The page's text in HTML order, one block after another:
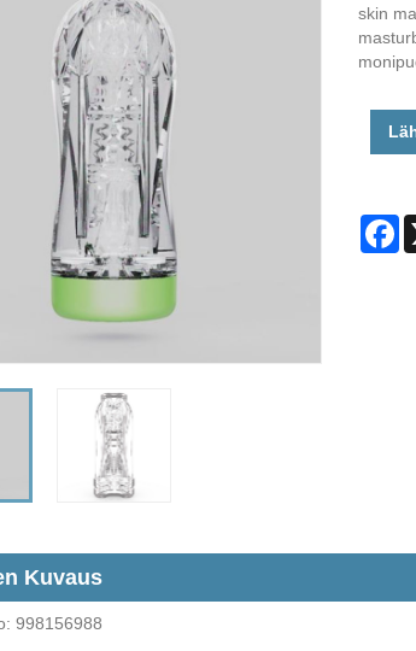
skin
Kuvaus
998156988